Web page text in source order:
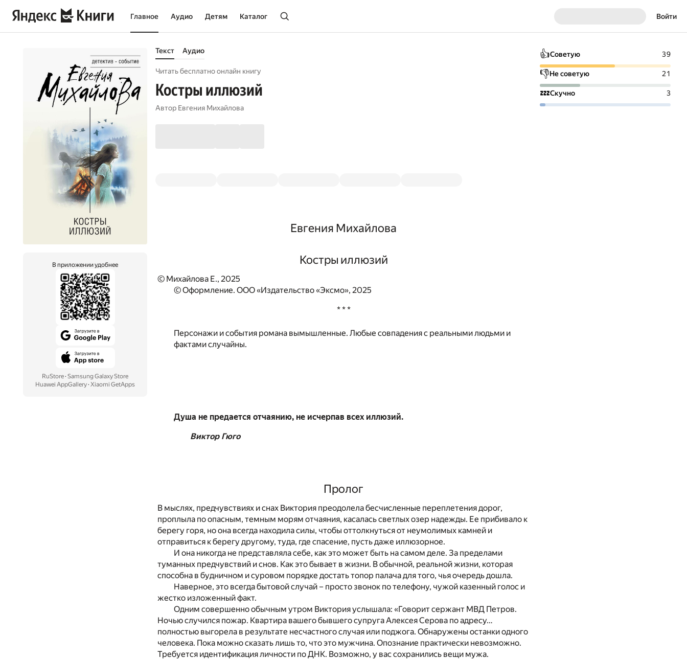
Главное Аудио Детям Каталог Войти
В приложении удобнее
RuStore· Samsung Galaxy Store
Huawei AppGallery· Xiaomi GetApps
Текст Аудио
Читать бесплатно онлайн книгу
Костры иллюзий
Автор Евгения Михайлова
Евгения Михайлова
Костры иллюзий
© Михайлова Е., 2025
© Оформление. ООО «Издательство «Эксмо», 2025
* * *
Персонажи и события романа вымышленные. Любые совпадения с реальными людьми и
фактами случайны.
Душа не предается отчаянию, не исчерпав всех иллюзий.
Виктор Гюго
Пролог
В мыслях, предчувствиях и снах Виктория преодолела бесчисленные переплетения дорог,
проплыла по опасным, темным морям отчаяния, касалась светлых озер надежды. Ее прибивало к
берегу горя, но она всегда находила силы, чтобы оттолкнуться от неумолимых камней и
отправиться к берегу другому, туда, где спасение, пусть даже иллюзорное.
И она никогда не представляла себе, как это может быть на самом деле. За пределами
туманных предчувствий и снов. Как это бывает в жизни. В обычной, реальной жизни, которая
способна в будничном и суровом порядке достать топор палача для того, чья очередь дошла.
Наверное, это всегда бытовой случай – просто звонок по телефону, чужой казенный голос и
жестко изложенный факт.
Одним совершенно обычным утром Виктория услышала: «Говорит сержант МВД Петров.
Ночью случился пожар. Квартира вашего бывшего супруга Алексея Серова по адресу…
полностью выгорела в результате несчастного случая или поджога. Обнаружены останки одного
человека. Пока можно сказать лишь то, что это мужчина. Опознание практически невозможно.
Требуется идентификация личности по ДНК. Возможно, у вас сохранились вещи мужа.
👍Советую 39
👎Не советую 21
💤Скучно 3